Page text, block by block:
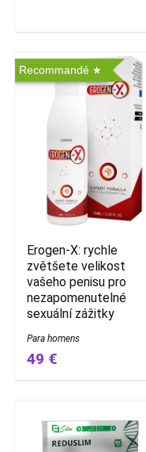
Recommandé
Erogen-X: rychle
zvětšete velikost
vašeho penisu pro
nezapomenutelné
sexuální zážitky
Para homens
49 €